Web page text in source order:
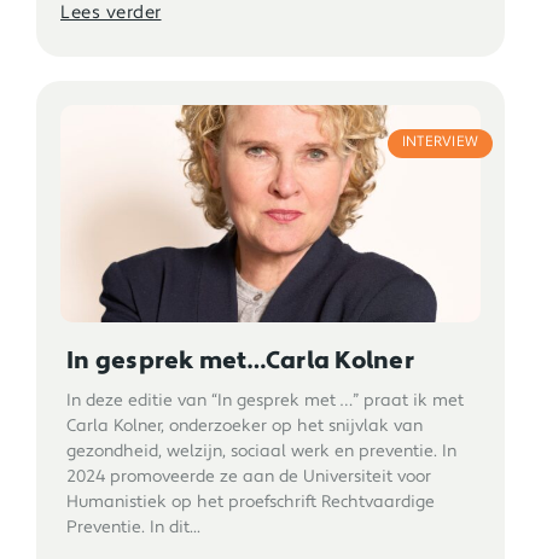
Lees verder
INTERVIEW
In gesprek met…Carla Kolner
In deze editie van “In gesprek met …” praat ik met
Carla Kolner, onderzoeker op het snijvlak van
gezondheid, welzijn, sociaal werk en preventie. In
2024 promoveerde ze aan de Universiteit voor
Humanistiek op het proefschrift Rechtvaardige
Preventie. In dit...